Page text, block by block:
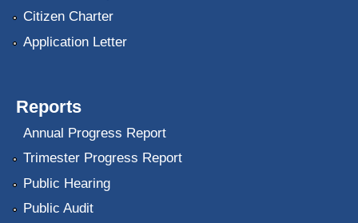
Citizen Charter
Application Letter
Reports
Annual Progress Report
Trimester Progress Report
Public Hearing
Public Audit